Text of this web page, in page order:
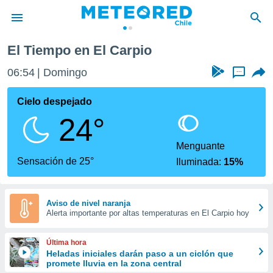
de
por
se
calidad.
a este
las
y
forma
digital
basada
El Tiempo en El Carpio
06:54 Domingo ...
Cielo despejado
24°
Sensación de 25°
Menguante
Iluminada: 15%
Aviso de nivel naranja
Alerta importante por altas temperaturas en El Carpio hoy
Última hora
Heladas iniciales darán paso a un ciclón que
promete lluvia en la zona central